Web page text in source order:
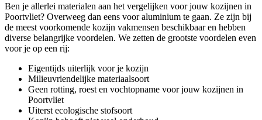
Ben je allerlei materialen aan het vergelijken voor jouw kozijnen in
Poortvliet? Overweeg dan eens voor aluminium te gaan. Ze zijn bij
de meest voorkomende kozijn vakmensen beschikbaar en hebben
diverse belangrijke voordelen. We zetten de grootste voordelen even
voor je op een rij:
Eigentijds uiterlijk voor je kozijn
Milieuvriendelijke materiaalsoort
Geen rotting, roest en vochtopname voor jouw kozijnen in
Poortvliet
Uiterst ecologische stofsoort